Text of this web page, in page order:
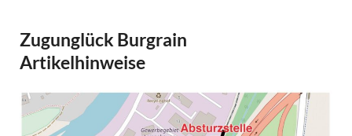
Zugunglück Burgrain
Artikelhinweise